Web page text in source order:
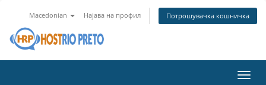
Macedonian Најава на профил Потрошувачка кошничка